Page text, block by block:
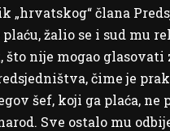
„hrvatskog“ člana
žalio se i sud mu
što nije mogao glasovati
čime je
šef, koji ga plaća, ne
Sve ostalo mu